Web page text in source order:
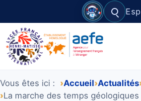
Vous êtes ici : Accueil Actualités
La marche des temps géologiques